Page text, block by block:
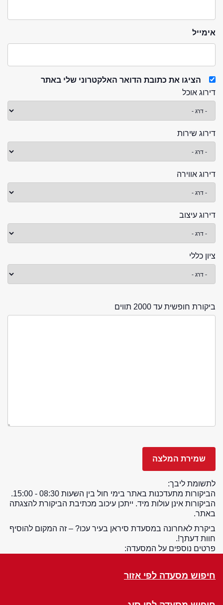
אימייל
הציגו את כתובת הדואר האלקטרוני שלי באתר
דירוג אוכל
דירוג שירות
דירוג אווירה
דירוג עיצוב
ציון כללי
ביקורת חופשית עד 2000 תווים
לתשומת ליבך:
הביקורות מתעדכנות באתר בימי חול בין השעות 08:30 - 15:00.
הביקורות אינן עולות מיד. ייתכן עיכוב מכתיבת הביקורת להצגתה
באתר.
ביקרת לאחרונה במסעדת סיראן בעיר עכו? – זה המקום להוסיף
חוות דעתך!.
פרטים נוספים על המסעדה:
חיפוש מסעדה לפי אזור